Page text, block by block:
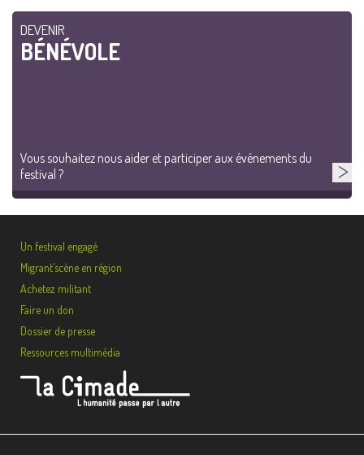
DEVENIR
BÉNÉVOLE
Vous souhaitez nous aider et participer aux événements du
festival ?
Un festival engagé
Migrant’scène en région
Achetez militant
Faire un don
Dossier de presse
Ressources multimédia